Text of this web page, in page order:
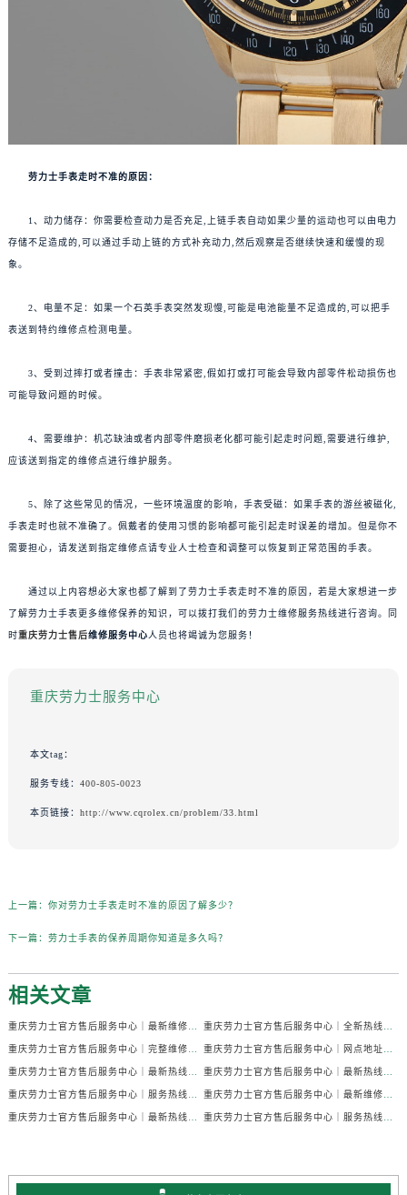
劳力士手表走时不准的原因：
1、动力储存：你需要检查动力是否充足,上链手表自动如果少量的运动也可以由电力
存储不足造成的,可以通过手动上链的方式补充动力,然后观察是否继续快速和缓慢的现
象。
2、电量不足：如果一个石英手表突然发现慢,可能是电池能量不足造成的,可以把手
表送到特约维修点检测电量。
3、受到过摔打或者撞击：手表非常紧密,假如打或打可能会导致内部零件松动损伤也
可能导致问题的时候。
4、需要维护：机芯缺油或者内部零件磨损老化都可能引起走时问题,需要进行维护,
应该送到指定的维修点进行维护服务。
5、除了这些常见的情况，一些环境温度的影响，手表受磁：如果手表的游丝被磁化,
手表走时也就不准确了。佩戴者的使用习惯的影响都可能引起走时误差的增加。但是你不
需要担心，请发送到指定维修点请专业人士检查和调整可以恢复到正常范围的手表。
通过以上内容想必大家也都了解到了劳力士手表走时不准的原因，若是大家想进一步
了解劳力士手表更多维修保养的知识，可以拨打我们的劳力士维修服务热线进行咨询。同
时重庆劳力士售后维修服务中心人员也将竭诚为您服务！
重庆劳力士服务中心
本文tag：
服务专线： 400-805-0023
本页链接： http://www.cqrolex.cn/problem/33.html
上一篇： 你对劳力士手表走时不准的原因了解多少？
下一篇： 劳力士手表的保养周期你知道是多久吗？
相关文章